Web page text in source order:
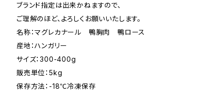
ブランド指定は出来かねますので、
ご理解のほど、よろしくお願いいたします。
名称：マグレカナール 鴨胸肉 鴨ロース
産地：ハンガリー
サイズ：300-400g
販売単位：5kg
保存方法：-18℃冷凍保存